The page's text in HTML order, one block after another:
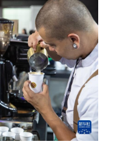
量子 体育
健康 军事
图片 政务
金融 汽车
信息化 数字经济